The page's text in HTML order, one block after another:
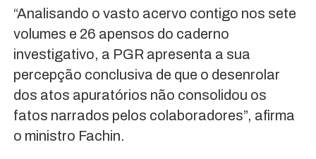
“Analisando o vasto acervo contigo nos sete
volumes e 26 apensos do caderno
investigativo, a PGR apresenta a sua
percepção conclusiva de que o desenrolar
dos atos apuratórios não consolidou os
fatos narrados pelos colaboradores”, afirma
o ministro Fachin.